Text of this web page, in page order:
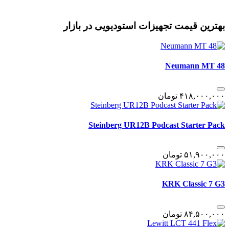
بهترین قیمت تجهیزات استودیویی در بازار
Neumann MT 48
۴١٨,٠٠٠,٠٠٠ تومان
Steinberg UR12B Podcast Starter Pack
۵١,٩٠٠,٠٠٠ تومان
KRK Classic 7 G3
٨۴,۵٠٠,٠٠٠ تومان